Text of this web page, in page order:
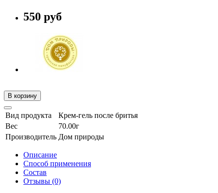
550 руб
В корзину
Вид продукта
Крем-гель после бритья
Вес
70.00г
Производитель Дом природы
Описание
Способ применения
Состав
Отзывы (0)